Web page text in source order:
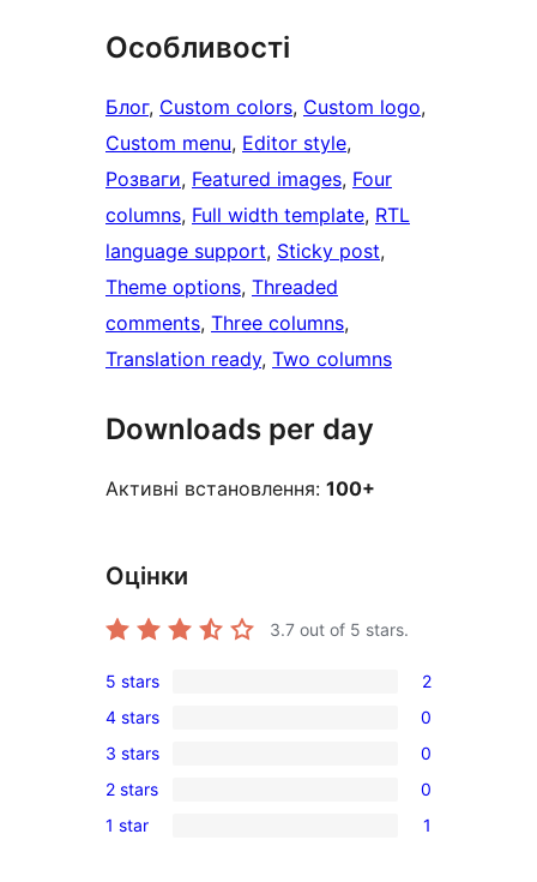
Особливості
Блог, Custom colors, Custom logo
Custom menu, Editor style
Розваги, Featured images, Four
columns, Full width template, RTL
language support, Sticky post
Theme options, Threaded
comments, Three columns
Translation ready, Two columns
Downloads per day
Активні встановлення: 100+
Оцінки
3.7 out of 5 stars.
2
5-
star
reviews
5 stars 2
0
4-
star
reviews
4 stars 0
0
3-
star
3 stars 0
0
2-
2 stars 0
1
1 star 1